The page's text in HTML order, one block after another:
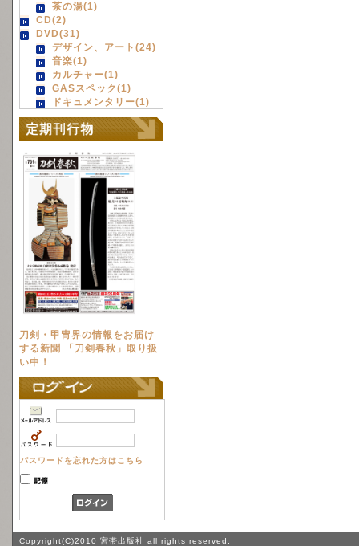
茶の湯(1)
CD(2)
DVD(31)
デザイン、アート(24)
音楽(1)
カルチャー(1)
GASスペック(1)
ドキュメンタリー(1)
刀剣・甲冑界の情報をお届け
する新聞 「刀剣春秋」取り扱
い中！
パスワードを忘れた方はこちら
Copyright(C)2010 宮帯出版社 all rights reserved.